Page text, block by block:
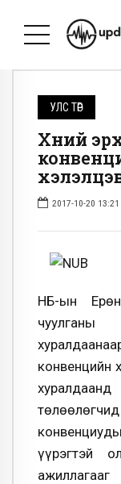
УЛС ТӨР
Хүний
2017-10-20 13:21
НҮБ-ын
конвенцийн
үүрэгтэй